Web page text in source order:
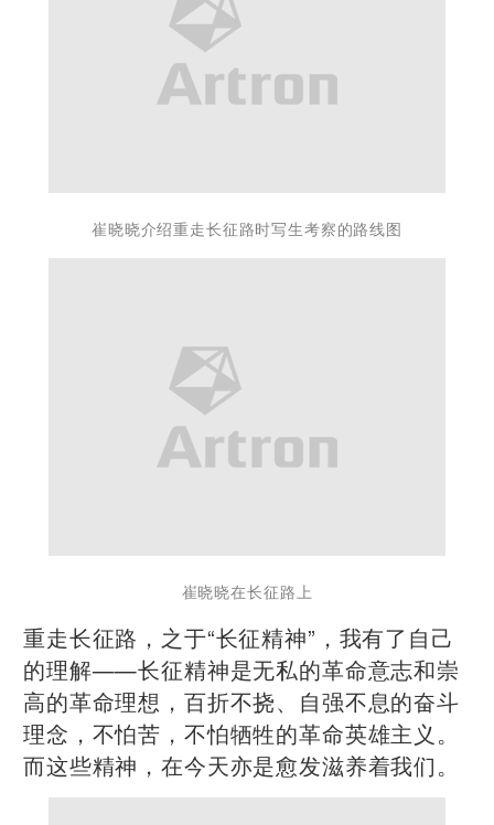
崔晓晓介绍重走长征路时写生考察的路线图
崔晓晓在长征路上
重走长征路，之于“长征精神”，我有了自己
的理解——长征精神是无私的革命意志和崇
高的革命理想，百折不挠、自强不息的奋斗
理念，不怕苦，不怕牺牲的革命英雄主义。
而这些精神，在今天亦是愈发滋养着我们。